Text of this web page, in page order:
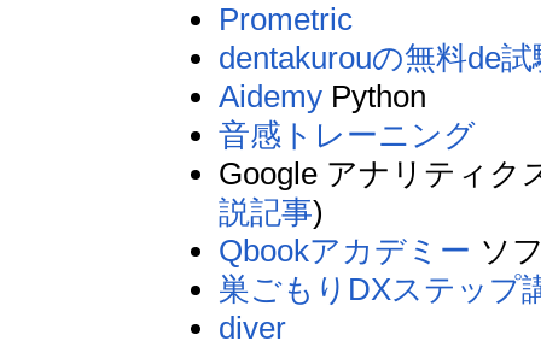
Prometric
dentakurouの無料de試
Aidemy Python
音感トレーニング
Google アナリティク
説記事)
Qbookアカデミー ソ
巣ごもりDXステップ
diver